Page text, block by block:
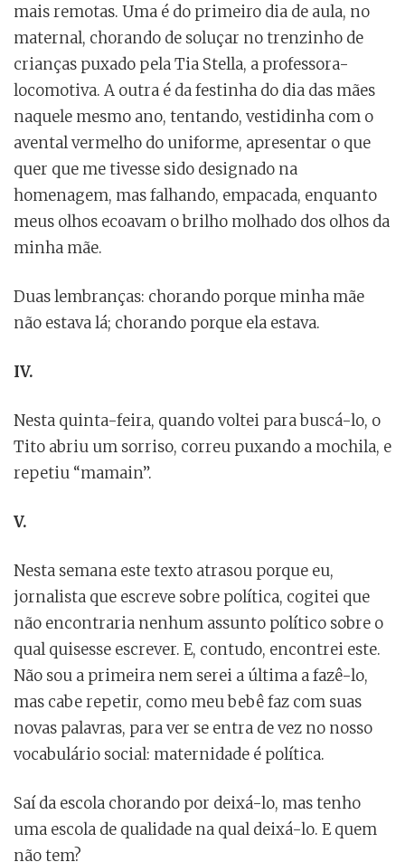
mais remotas. Uma é do primeiro dia de aula, no
maternal, chorando de soluçar no trenzinho de
crianças puxado pela Tia Stella, a professora-
locomotiva. A outra é da festinha do dia das mães
naquele mesmo ano, tentando, vestidinha com o
avental vermelho do uniforme, apresentar o que
quer que me tivesse sido designado na
homenagem, mas falhando, empacada, enquanto
meus olhos ecoavam o brilho molhado dos olhos da
minha mãe.
Duas lembranças: chorando porque minha mãe
não estava lá; chorando porque ela estava.
IV.
Nesta quinta-feira, quando voltei para buscá-lo, o
Tito abriu um sorriso, correu puxando a mochila, e
repetiu “mamain”.
V.
Nesta semana este texto atrasou porque eu,
jornalista que escreve sobre política, cogitei que
não encontraria nenhum assunto político sobre o
qual quisesse escrever. E, contudo, encontrei este.
Não sou a primeira nem serei a última a fazê-lo,
mas cabe repetir, como meu bebê faz com suas
novas palavras, para ver se entra de vez no nosso
vocabulário social: maternidade é política.
Saí da escola chorando por deixá-lo, mas tenho
uma escola de qualidade na qual deixá-lo. E quem
não tem?